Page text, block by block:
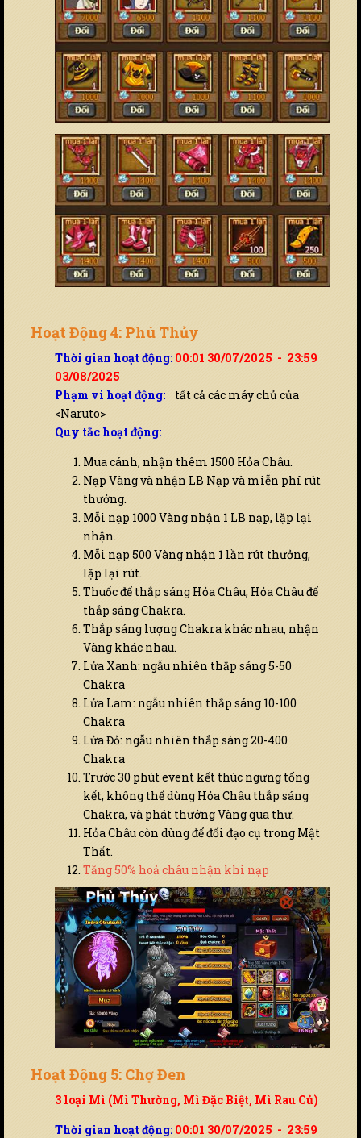
Hoạt Động 4: Phù Thủy
Thời gian hoạt động: 00:01 30/07/2025 - 23:59
03/08/2025
Phạm vi hoạt động: tất cả các máy chủ của
<Naruto>
Quy tắc hoạt động:
Mua cánh, nhận thêm 1500 Hỏa Châu.
Nạp Vàng và nhận LB Nạp và miễn phí rút
thưởng.
Mỗi nạp 1000 Vàng nhận 1 LB nạp, lặp lại
nhận.
Mỗi nạp 500 Vàng nhận 1 lần rút thưởng,
lặp lại rút.
Thuốc để thắp sáng Hỏa Châu, Hỏa Châu để
thắp sáng Chakra.
Thắp sáng lượng Chakra khác nhau, nhận
Vàng khác nhau.
Lửa Xanh: ngẫu nhiên thắp sáng 5-50
Chakra
Lửa Lam: ngẫu nhiên thắp sáng 10-100
Chakra
Lửa Đỏ: ngẫu nhiên thắp sáng 20-400
Chakra
Trước 30 phút event kết thúc ngưng tổng
kết, không thể dùng Hỏa Châu thắp sáng
Chakra, và phát thưởng Vàng qua thư.
Hỏa Châu còn dùng để đổi đạo cụ trong Mật
Thất.
Tăng 50% hoả châu nhận khi nạp
Hoạt Động 5: Chợ Đen
3 loại Mì (Mì Thường, Mì Đặc Biệt, Mì Rau Củ)
Thời gian hoạt động: 00:01 30/07/2025 - 23:59